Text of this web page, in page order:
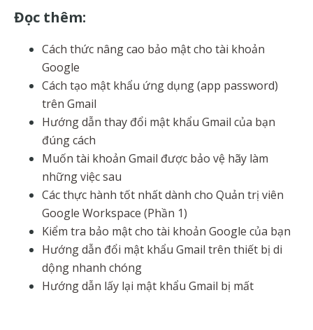
Đọc thêm:
Cách thức nâng cao bảo mật cho tài khoản
Google
Cách tạo mật khẩu ứng dụng (app password)
trên Gmail
Hướng dẫn thay đổi mật khẩu Gmail của bạn
đúng cách
Muốn tài khoản Gmail được bảo vệ hãy làm
những việc sau
Các thực hành tốt nhất dành cho Quản trị viên
Google Workspace (Phần 1)
Kiểm tra bảo mật cho tài khoản Google của bạn
Hướng dẫn đổi mật khẩu Gmail trên thiết bị di
dộng nhanh chóng
Hướng dẫn lấy lại mật khẩu Gmail bị mất